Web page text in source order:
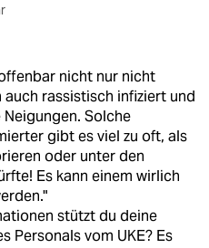
nicht nur nicht
rassistisch infiziert und
Solche
gibt es viel zu oft, als
oder unter den
Es kann einem wirlich
stützt du deine
Personals vom UKE? Es